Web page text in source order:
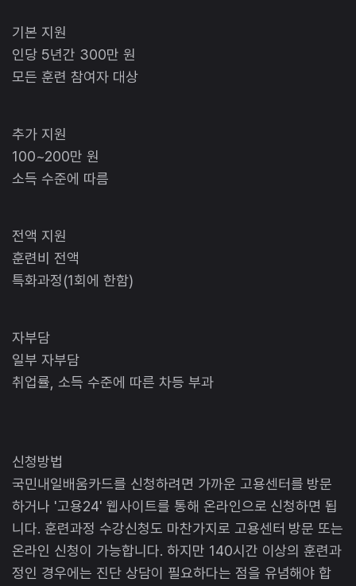
기본 지원
인당 5년간 300만 원
모든 훈련 참여자 대상
추가 지원
100~200만 원
소득 수준에 따름
전액 지원
훈련비 전액
특화과정(1회에 한함)
자부담
일부 자부담
취업률, 소득 수준에 따른 차등 부과
신청방법
국민내일배움카드를 신청하려면 가까운 고용센터를 방문
하거나 '고용24' 웹사이트를 통해 온라인으로 신청하면 됩
니다. 훈련과정 수강신청도 마찬가지로 고용센터 방문 또는
온라인 신청이 가능합니다. 하지만 140시간 이상의 훈련과
정인 경우에는 진단 상담이 필요하다는 점을 유념해야 합